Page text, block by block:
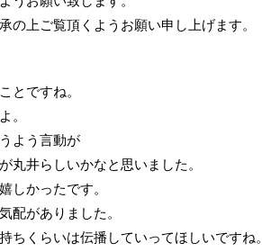
上ご覧頂くようお願い申し上げます。
とですね。
。
よう言動が
丸井らしいかなと思いました。
しかったです。
配がありました。
くらいは伝播していってほしいですね。